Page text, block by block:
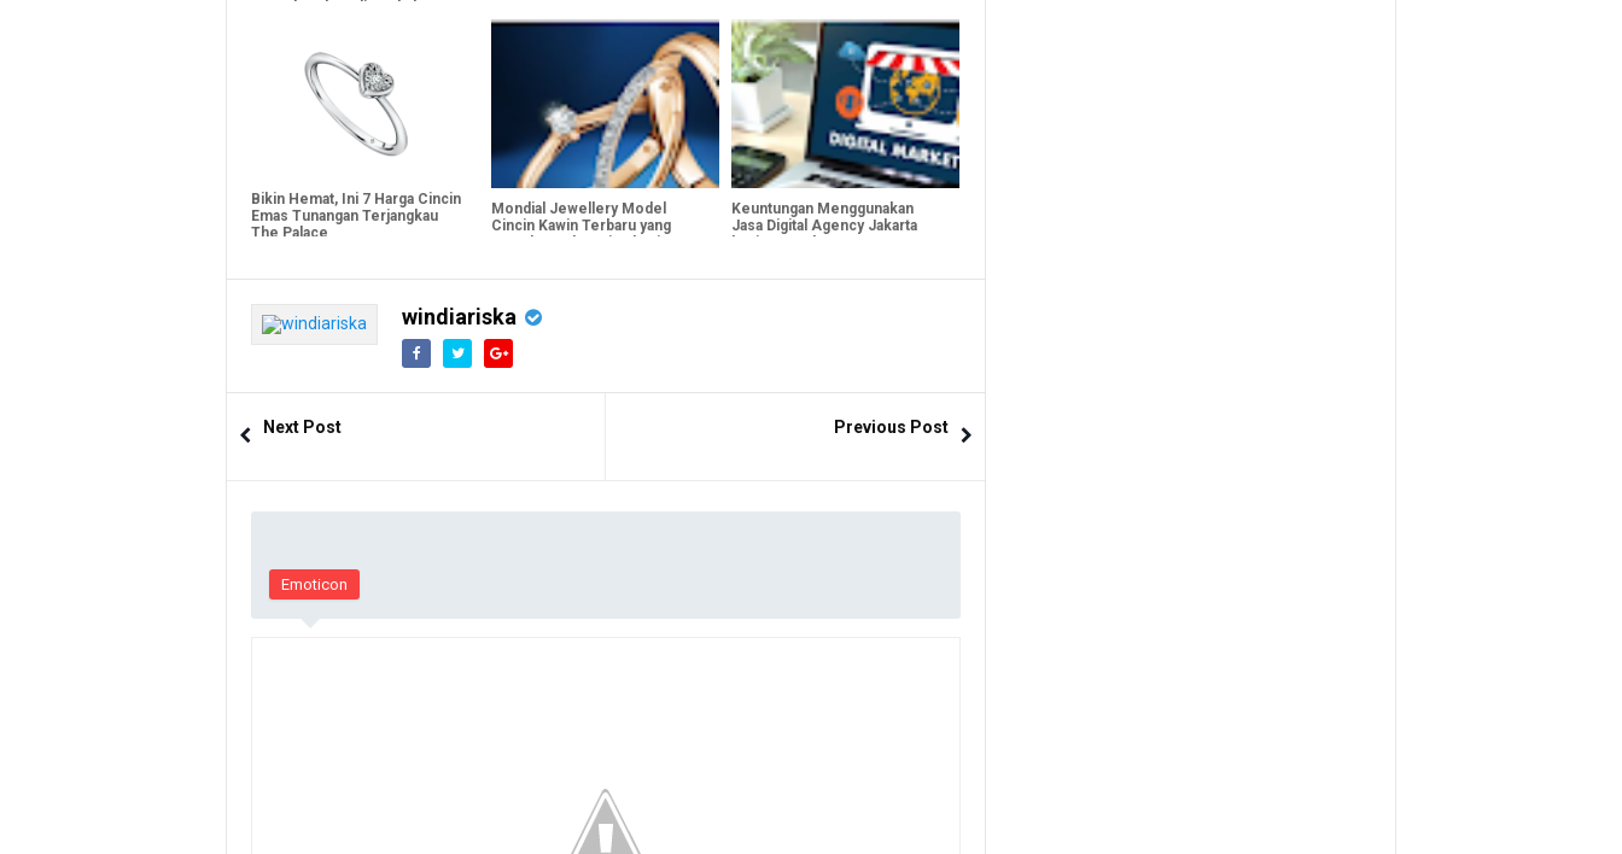
Bikin Hemat, Ini 7 Harga Cincin
Emas Tunangan Terjangkau
The Palace
Mondial Jewellery Model
Cincin Kawin Terbaru yang
Keuntungan Menggunakan
Jasa Digital Agency Jakarta
windiariska
Next Post Previous Post
Emoticon